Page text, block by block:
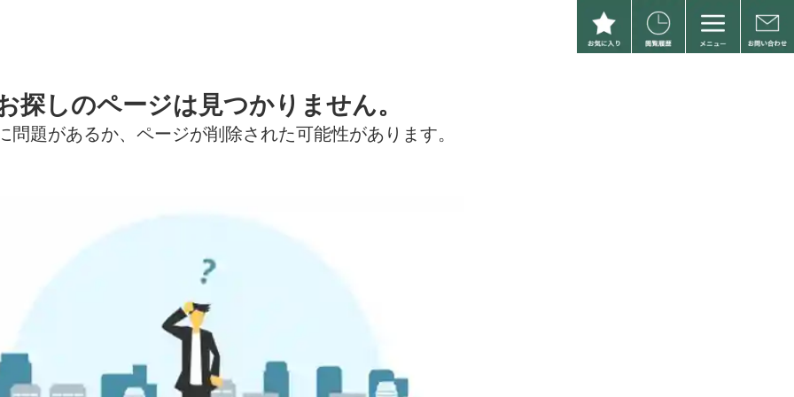
探しのページは見つかりません。
問題があるか、ページが削除された可能性があります。